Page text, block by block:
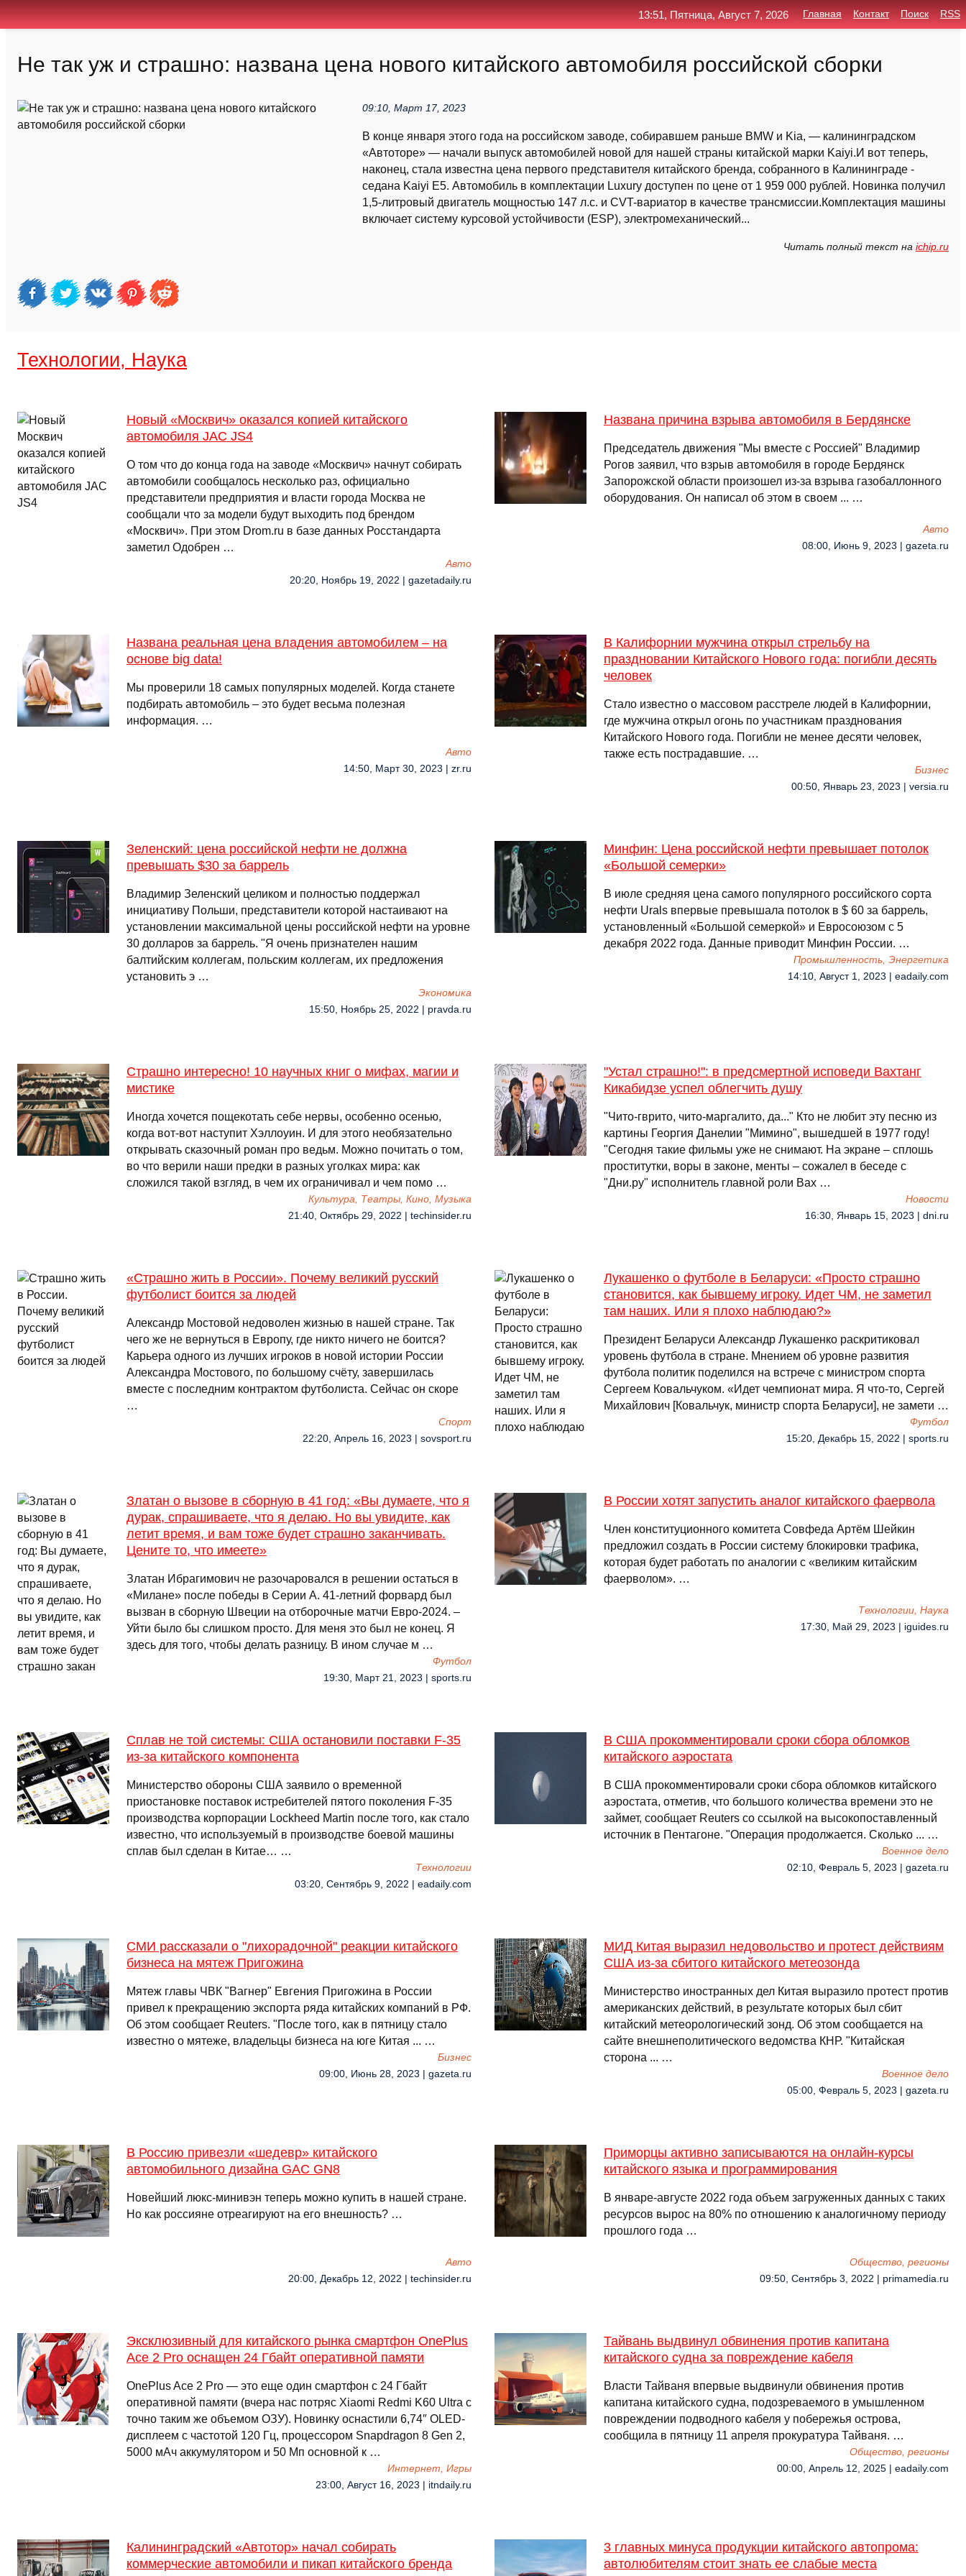
Не так уж и страшно: названа цена нового китайского автомобиля российской сборки
09:10, Март 17, 2023
В конце января этого года на российском заводе, собиравшем раньше BMW и Kia, — калининградском
«Автоторе» — начали выпуск автомобилей новой для нашей страны китайской марки Kaiyi.И вот теперь,
наконец, стала известна цена первого представителя китайского бренда, собранного в Калининграде -
седана Kaiyi E5. Автомобиль в комплектации Luxury доступен по цене от 1 959 000 рублей. Новинка получил
1,5-литровый двигатель мощностью 147 л.с. и CVT-вариатор в качестве трансмиссии.Комплектация машины
включает систему курсовой устойчивости (ESP), электромеханический...
Читать полный текст на ichip.ru
Технологии, Наука
Новый «Москвич» оказался копией китайского
автомобиля JAC JS4
О том что до конца года на заводе «Москвич» начнут собирать
автомобили сообщалось несколько раз, официально
представители предприятия и власти города Москва не
сообщали что за модели будут выходить под брендом
«Москвич». При этом Drom.ru в базе данных Росстандарта
заметил Одобрен …
Авто
20:20, Ноябрь 19, 2022 | gazetadaily.ru
Названа причина взрыва автомобиля в Бердянске
Председатель движения "Мы вместе с Россией" Владимир
Рогов заявил, что взрыв автомобиля в городе Бердянск
Запорожской области произошел из-за взрыва газобаллонного
оборудования. Он написал об этом в своем ... …
Авто
08:00, Июнь 9, 2023 | gazeta.ru
Названа реальная цена владения автомобилем – на
основе big data!
Мы проверили 18 самых популярных моделей. Когда станете
подбирать автомобиль – это будет весьма полезная
информация. …
Авто
14:50, Март 30, 2023 | zr.ru
В Калифорнии мужчина открыл стрельбу на
праздновании Китайского Нового года: погибли десять
человек
Стало известно о массовом расстреле людей в Калифорнии,
где мужчина открыл огонь по участникам празднования
Китайского Нового года. Погибли не менее десяти человек,
также есть пострадавшие. …
Бизнес
00:50, Январь 23, 2023 | versia.ru
Зеленский: цена российской нефти не должна
превышать $30 за баррель
Владимир Зеленский целиком и полностью поддержал
инициативу Польши, представители которой настаивают на
установлении максимальной цены российской нефти на уровне
30 долларов за баррель. "Я очень признателен нашим
балтийским коллегам, польским коллегам, их предложения
установить э …
Экономика
15:50, Ноябрь 25, 2022 | pravda.ru
Минфин: Цена российской нефти превышает потолок
«Большой семерки»
В июле средняя цена самого популярного российского сорта
нефти Urals впервые превышала потолок в $ 60 за баррель,
установленный «Большой семеркой» и Евросоюзом с 5
декабря 2022 года. Данные приводит Минфин России. …
Промышленность, Энергетика
14:10, Август 1, 2023 | eadaily.com
Страшно интересно! 10 научных книг о мифах, магии и
мистике
Иногда хочется пощекотать себе нервы, особенно осенью,
когда вот-вот наступит Хэллоуин. И для этого необязательно
открывать сказочный роман про ведьм. Можно почитать о том,
во что верили наши предки в разных уголках мира: как
сложился такой взгляд, в чем их ограничивал и чем помо …
Культура, Театры, Кино, Музыка
21:40, Октябрь 29, 2022 | techinsider.ru
"Устал страшно!": в предсмертной исповеди Вахтанг
Кикабидзе успел облегчить душу
"Чито-гврито, чито-маргалито, да..." Кто не любит эту песню из
картины Георгия Данелии "Мимино", вышедшей в 1977 году!
"Сегодня такие фильмы уже не снимают. На экране – сплошь
проститутки, воры в законе, менты – сожалел в беседе с
"Дни.ру" исполнитель главной роли Вах …
Новости
16:30, Январь 15, 2023 | dni.ru
«Страшно жить в России». Почему великий русский
футболист боится за людей
Александр Мостовой недоволен жизнью в нашей стране. Так
чего же не вернуться в Европу, где никто ничего не боится?
Карьера одного из лучших игроков в новой истории России
Александра Мостового, по большому счёту, завершилась
вместе с последним контрактом футболиста. Сейчас он скоре
…
Спорт
22:20, Апрель 16, 2023 | sovsport.ru
Лукашенко о футболе в Беларуси: «Просто страшно
становится, как бывшему игроку. Идет ЧМ, не заметил
там наших. Или я плохо наблюдаю?»
Президент Беларуси Александр Лукашенко раскритиковал
уровень футбола в стране. Мнением об уровне развития
футбола политик поделился на встрече с министром спорта
Сергеем Ковальчуком. «Идет чемпионат мира. Я что-то, Сергей
Михайлович [Ковальчук, министр спорта Беларуси], не замети …
Футбол
15:20, Декабрь 15, 2022 | sports.ru
Златан о вызове в сборную в 41 год: «Вы думаете, что я
дурак, спрашиваете, что я делаю. Но вы увидите, как
летит время, и вам тоже будет страшно заканчивать.
Цените то, что имеете»
Златан Ибрагимович не разочаровался в решении остаться в
«Милане» после победы в Серии А. 41-летний форвард был
вызван в сборную Швеции на отборочные матчи Евро-2024. –
Уйти было бы слишком просто. Для меня это был не конец. Я
здесь для того, чтобы делать разницу. В ином случае м …
Футбол
19:30, Март 21, 2023 | sports.ru
В России хотят запустить аналог китайского фаервола
Член конституционного комитета Совфеда Артём Шейкин
предложил создать в России систему блокировки трафика,
которая будет работать по аналогии с «великим китайским
фаерволом». …
Технологии, Наука
17:30, Май 29, 2023 | iguides.ru
Сплав не той системы: США остановили поставки F-35
из-за китайского компонента
Министерство обороны США заявило о временной
приостановке поставок истребителей пятого поколения F-35
производства корпорации Lockheed Martin после того, как стало
известно, что используемый в производстве боевой машины
сплав был сделан в Китае… …
Технологии
03:20, Сентябрь 9, 2022 | eadaily.com
В США прокомментировали сроки сбора обломков
китайского аэростата
В США прокомментировали сроки сбора обломков китайского
аэростата, отметив, что большого количества времени это не
займет, сообщает Reuters со ссылкой на высокопоставленный
источник в Пентагоне. "Операция продолжается. Сколько ... …
Военное дело
02:10, Февраль 5, 2023 | gazeta.ru
СМИ рассказали о "лихорадочной" реакции китайского
бизнеса на мятеж Пригожина
Мятеж главы ЧВК "Вагнер" Евгения Пригожина в России
привел к прекращению экспорта ряда китайских компаний в РФ.
Об этом сообщает Reuters. "После того, как в пятницу стало
известно о мятеже, владельцы бизнеса на юге Китая ... …
Бизнес
09:00, Июнь 28, 2023 | gazeta.ru
МИД Китая выразил недовольство и протест действиям
США из-за сбитого китайского метеозонда
Министерство иностранных дел Китая выразило протест против
американских действий, в результате которых был сбит
китайский метеорологический зонд. Об этом сообщается на
сайте внешнеполитического ведомства КНР. "Китайская
сторона ... …
Военное дело
05:00, Февраль 5, 2023 | gazeta.ru
В Россию привезли «шедевр» китайского
автомобильного дизайна GAC GN8
Новейший люкс-минивэн теперь можно купить в нашей стране.
Но как россияне отреагируют на его внешность? …
Авто
20:00, Декабрь 12, 2022 | techinsider.ru
Приморцы активно записываются на онлайн-курсы
китайского языка и программирования
В январе-августе 2022 года объем загруженных данных с таких
ресурсов вырос на 80% по отношению к аналогичному периоду
прошлого года …
Общество, регионы
09:50, Сентябрь 3, 2022 | primamedia.ru
Эксклюзивный для китайского рынка смартфон OnePlus
Ace 2 Pro оснащен 24 Гбайт оперативной памяти
OnePlus Ace 2 Pro — это еще один смартфон с 24 Гбайт
оперативной памяти (вчера нас потряс Xiaomi Redmi K60 Ultra с
точно таким же объемом ОЗУ). Новинку оснастили 6,74″ OLED-
дисплеем с частотой 120 Гц, процессором Snapdragon 8 Gen 2,
5000 мАч аккумулятором и 50 Мп основной к …
Интернет, Игры
23:00, Август 16, 2023 | itndaily.ru
Тайвань выдвинул обвинения против капитана
китайского судна за повреждение кабеля
Власти Тайваня впервые выдвинули обвинения против
капитана китайского судна, подозреваемого в умышленном
повреждении подводного кабеля у побережья острова,
сообщила в пятницу 11 апреля прокуратура Тайваня. …
Общество, регионы
00:00, Апрель 12, 2025 | eadaily.com
Калининградский «Автотор» начал собирать
коммерческие автомобили и пикап китайского бренда
3 главных минуса продукции китайского автопрома:
автолюбителям стоит знать ее слабые места
13:51, Пятница, Август 7, 2026 Главная Контакт Поиск RSS